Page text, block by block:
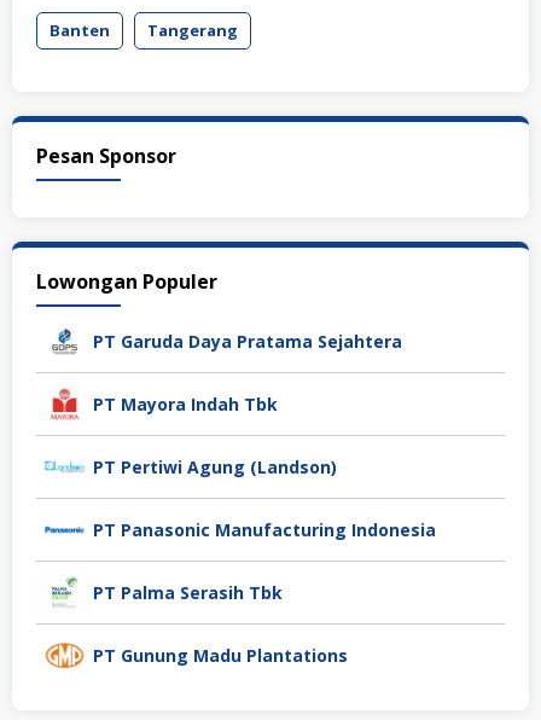
Banten Tangerang
Pesan Sponsor
Lowongan Populer
PT Garuda Daya Pratama Sejahtera
PT Mayora Indah Tbk
PT Pertiwi Agung (Landson)
PT Panasonic Manufacturing Indonesia
PT Palma Serasih Tbk
PT Gunung Madu Plantations